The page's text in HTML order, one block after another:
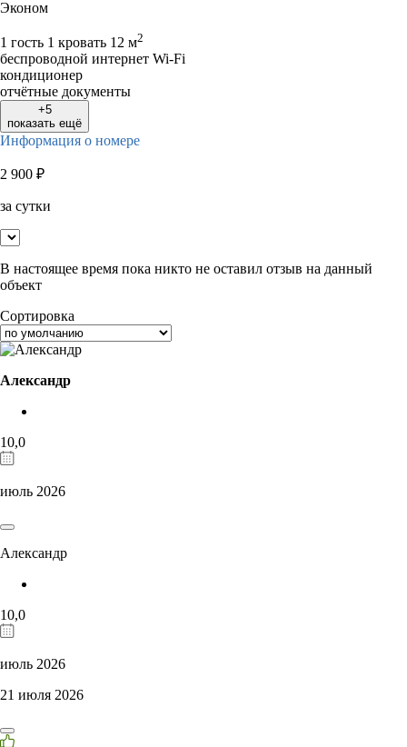
Эконом
1 гость 1 кровать 12 м2
беспроводной интернет Wi-Fi
кондиционер
отчётные документы
+5
показать ещё
Информация о номере
2 900 ₽
за сутки
В настоящее время пока никто не оставил отзыв на данный
объект
Сортировка
Александр
10,0
июль 2026
Александр
10,0
июль 2026
21 июля 2026